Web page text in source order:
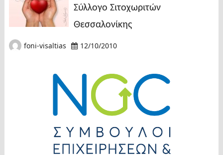
Σύλλογο Σιτοχωριτών
Θεσσαλονίκης
foni-visaltias 12/10/2010